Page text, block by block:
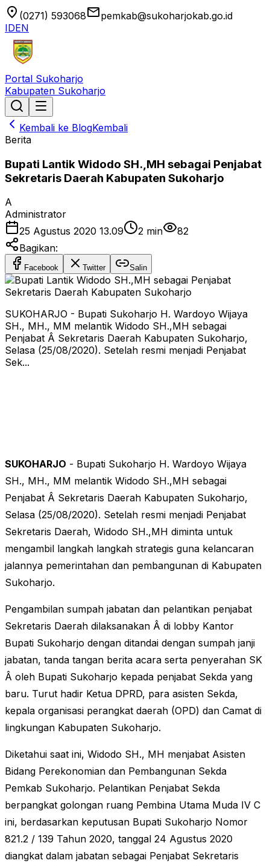
location_on (0271) 593068emailpemkab@sukoharjokab.go.id
IDEN
Portal Sukoharjo
Kabupaten Sukoharjo
Kembali ke BlogKembali
Berita
Bupati Lantik Widodo SH.,MH sebagai Penjabat
Sekretaris Daerah Kabupaten Sukoharjo
A
Administrator
25 Agustus 2020 13.09
2 min
82
Bagikan:
Facebook Twitter Salin
SUKOHARJO - Bupati Sukoharjo H. Wardoyo Wijaya
SH., MH., MM melantik Widodo SH.,MH sebagai
Penjabat Â Sekretaris Daerah Kabupaten Sukoharjo,
Selasa (25/08/2020). Setelah resmi menjadi Penjabat
Sek...
SUKOHARJO - Bupati Sukoharjo H. Wardoyo Wijaya
SH., MH., MM melantik Widodo SH.,MH sebagai
Penjabat Â Sekretaris Daerah Kabupaten Sukoharjo,
Selasa (25/08/2020). Setelah resmi menjadi Penjabat
Sekretaris Daerah, Widodo SH.,MH diminta untuk
mengambil langkah langkah strategis guna kelancaran
jalannya pemerintahan dan pembangunan di Kabupaten
Sukoharjo.
Pengambilan sumpah jabatan dan pelantikan penjabat
Sekretaris Daerah dilaksanakan Â di lobby Kantor
Bupati Sukoharjo dengan ditandai dengan sumpah janji
jabatan, tanda tangan berita acara serta penyerahan SK
Â oleh Bupati Sukoharjo kepada penjabat Sekda yang
baru. Turut hadir Ketua DPRD, para asisten Sekda,
kepala organisasi perangkat daerah (OPD) dan Camat di
lingkungan Kabupaten Sukoharjo.
Diketahui saat ini, Widodo SH., MH menjabat Asisten
Bidang Perekonomian dan Pembangunan Sekda
Pemkab Sukoharjo. Pelantikan Penjabat Sekda
berpangkat golongan ruang Pembina Utama Muda IV C
ini, berdasarkan keputusan Bupati Sukoharjo Nomor
821.2 / 139 Tahun 2020, tanggal 24 Agustus 2020
diangkat dalam jabatan sebagai Penjabat Sekretaris